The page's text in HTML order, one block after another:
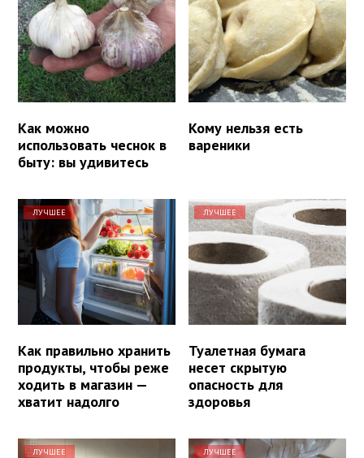
Как можно
использовать чеснок в
быту: вы удивитесь
Кому нельзя есть
вареники
ЛУЧШЕЕ
Как правильно хранить
продукты, чтобы реже
ходить в магазин —
хватит надолго
ЛУЧШЕЕ
Туалетная бумага
несет скрытую
опасность для
здоровья
ЛУЧШЕЕ ЛУЧШЕЕ